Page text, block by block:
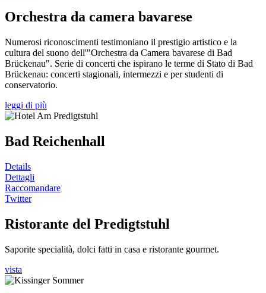
Orchestra da camera bavarese
Numerosi riconoscimenti testimoniano il prestigio artistico e la
cultura del suono dell'"Orchestra da Camera bavarese di Bad
Brückenau". Serie di concerti che ispirano le terme di Stato di Bad
Brückenau: concerti stagionali, intermezzi e per studenti di
conservatorio.
leggi di più
Bad Reichenhall
Details
Dettagli
Raccomandare
Twitter
Ristorante del Predigtstuhl
Saporite specialità, dolci fatti in casa e ristorante gourmet.
vista